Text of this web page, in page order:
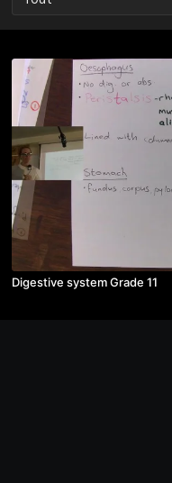
Digestive system Grade 11